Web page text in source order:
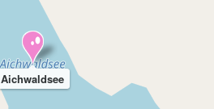
Aichwaldsee